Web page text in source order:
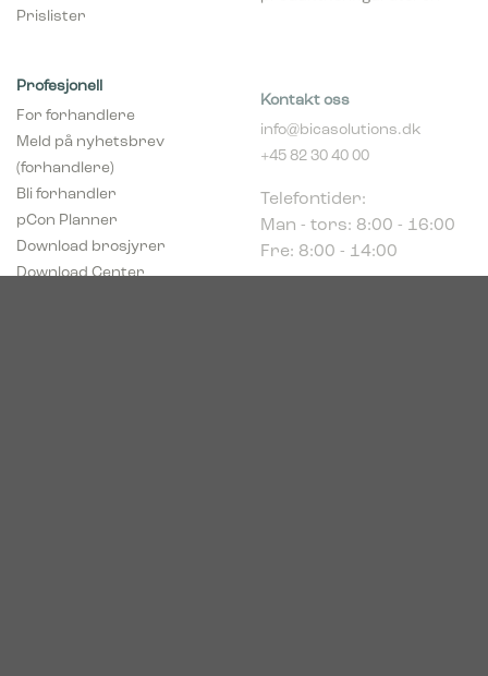
Prislister
Profesjonell
For forhandlere
Meld på nyhetsbrev
(forhandlere)
Bli forhandler
pCon Planner
Download brosjyrer
Download Center
+45 82 30 40 00
Man - tors: 8:00 - 16:00
Fre: 8:00 - 14:00
Norge